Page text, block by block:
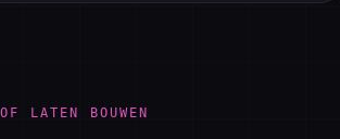
LATEN BOUWEN